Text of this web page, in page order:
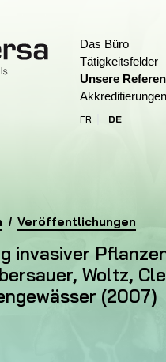
Das Büro
Tätigkeitsfelder
Unsere
Akkreditierungen
FR
DE
Veröffentlichungen
Pflanzenarten
invasiver
Woltz,
(2007)